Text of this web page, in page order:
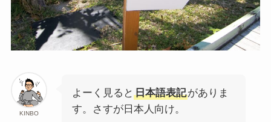
KINBO
よーく見ると 日本語表記がありま
す。さすが日本人向け。